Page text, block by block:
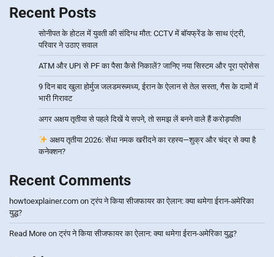
Recent Posts
सोनीपत के होटल में युवती की संदिग्ध मौत: CCTV में बॉयफ्रेंड के साथ एंट्री,
परिवार ने उठाए सवाल
ATM और UPI से PF का पैसा कैसे निकालें? जानिए नया सिस्टम और पूरा प्रोसेस
9 दिन बाद खुला होर्मुज जलडमरूमध्य, ईरान के ऐलान से तेल सस्ता, गैस के दामों में
भारी गिरावट
अगर अक्षय तृतीया से पहले दिखें ये सपने, तो समझ लें बनने वाले हैं करोड़पति!
अक्षय तृतीया 2026: सेंधा नमक खरीदने का रहस्य—शुक्र और चंद्र से क्या है
कनेक्शन?
Recent Comments
howtoexplainer.com onट्रंप ने किया सीजफायर का ऐलान: क्या थमेगा ईरान-अमेरिका
युद्ध?
Read More onट्रंप ने किया सीजफायर का ऐलान: क्या थमेगा ईरान-अमेरिका युद्ध?